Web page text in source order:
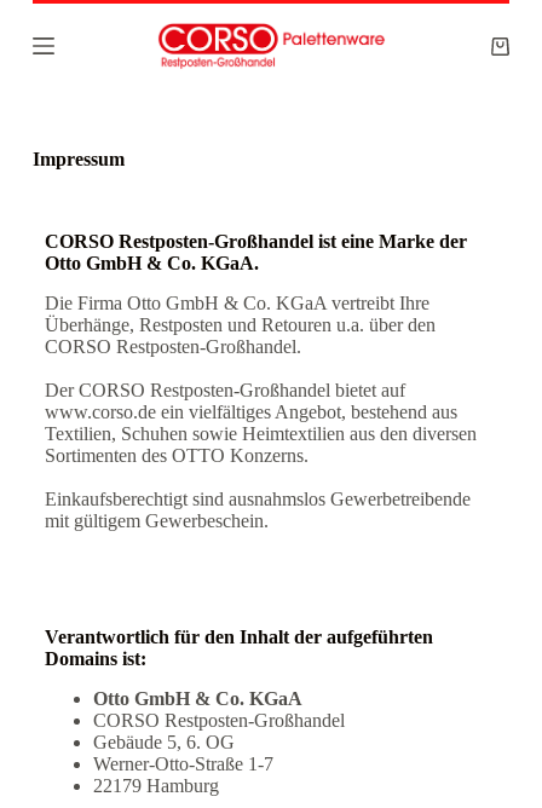
u
Impressum
CORSO Restposten-Großhandel ist eine Marke der
Otto GmbH & Co. KGaA.
Die Firma Otto GmbH & Co. KGaA vertreibt Ihre
Überhänge, Restposten und Retouren u.a. über den
CORSO Restposten-Großhandel.
Der CORSO Restposten-Großhandel bietet auf
www.corso.de ein vielfältiges Angebot, bestehend aus
Textilien, Schuhen sowie Heimtextilien aus den diversen
Sortimenten des OTTO Konzerns.
Einkaufsberechtigt sind ausnahmslos Gewerbetreibende
mit gültigem Gewerbeschein.
Verantwortlich für den Inhalt der aufgeführten
Domains ist:
Otto GmbH & Co. KGaA
CORSO Restposten-Großhandel
Gebäude 5, 6. OG
Werner-Otto-Straße 1-7
22179 Hamburg